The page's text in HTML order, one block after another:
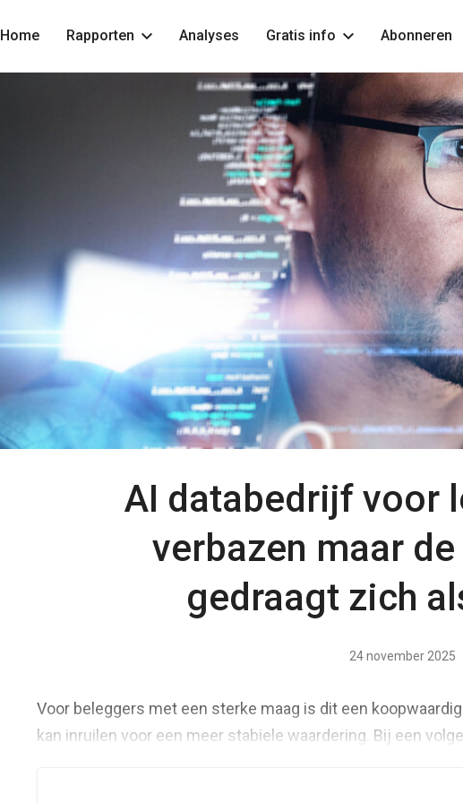
Home Rapporten Analyses Gratis info Abonneren
AI databedrijf voor
verbazen maar
gedraagt zich
24 november 2025
Voor beleggers met een sterke maag is dit een
kan inruilen voor een meer stabiele waardering. Bij een